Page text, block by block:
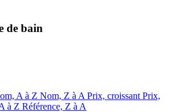
de bain
A à Z Nom, Z à APrix, croissantPrix,
à Z Référence, Z à A